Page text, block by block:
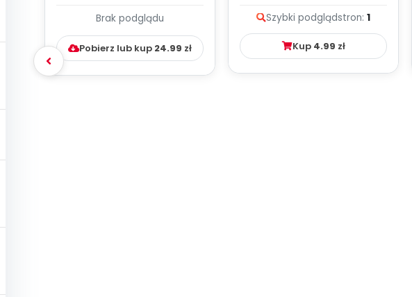
WYCHOWAWCZO –
DYDAKTYC...
Brak podglądu
Pobierz lub kup 24.99 zł
Szybki podglądstron: 1
Kup 4.99 zł